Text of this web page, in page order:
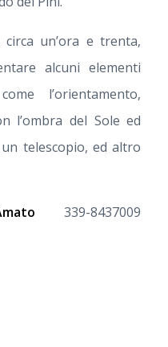
un’ora e trenta,
alcuni elementi
l’orientamento,
l’ombra del Sole ed
telescopio, ed altro
339-8437009